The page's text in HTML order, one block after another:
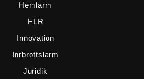
Hemlarm
HLR
Innovation
Inrbrottslarm
Juridik